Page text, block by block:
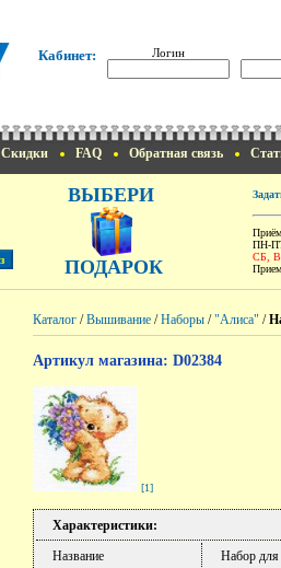
Кабинет: Логин
Скидки FAQ Обратная связь
ВЫБЕРИ
ПОДАРОК
ПН-
СБ,
Каталог /Вышивание /Наборы /"Алиса" /
Артикул магазина: D02384
[1]
Характеристики:
Название
Набор